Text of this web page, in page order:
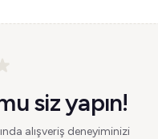
siz yapın!
alışveriş deneyiminizi